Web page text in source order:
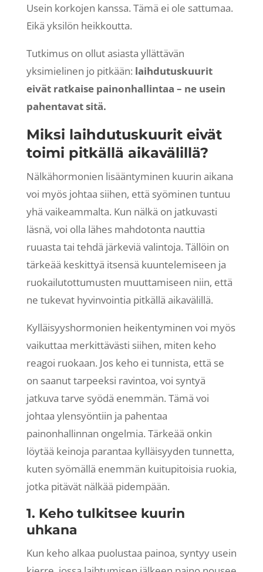
Usein korkojen kanssa. Tämä ei ole sattumaa.
Eikä yksilön heikkoutta.
Tutkimus on ollut asiasta yllättävän
yksimielinen jo pitkään: laihdutuskuurit
eivät ratkaise painonhallintaa – ne usein
pahentavat sitä.
Miksi laihdutuskuurit eivät
toimi pitkällä aikavälillä?
Nälkähormonien lisääntyminen kuurin aikana
voi myös johtaa siihen, että syöminen tuntuu
yhä vaikeammalta. Kun nälkä on jatkuvasti
läsnä, voi olla lähes mahdotonta nauttia
ruuasta tai tehdä järkeviä valintoja. Tällöin on
tärkeää keskittyä itsensä kuuntelemiseen ja
ruokailutottumusten muuttamiseen niin, että
ne tukevat hyvinvointia pitkällä aikavälillä.
Kylläisyyshormonien heikentyminen voi myös
vaikuttaa merkittävästi siihen, miten keho
reagoi ruokaan. Jos keho ei tunnista, että se
on saanut tarpeeksi ravintoa, voi syntyä
jatkuva tarve syödä enemmän. Tämä voi
johtaa ylensyöntiin ja pahentaa
painonhallinnan ongelmia. Tärkeää onkin
löytää keinoja parantaa kylläisyyden tunnetta,
kuten syömällä enemmän kuitupitoisia ruokia,
jotka pitävät nälkää pidempään.
1. Keho tulkitsee kuurin
uhkana
Kun keho alkaa puolustaa painoa, syntyy usein